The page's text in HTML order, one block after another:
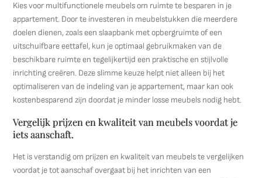
Kies voor multifunctionele meubels om ruimte te besparen in je
appartement. Door te investeren in meubelstukken die meerdere
doelen dienen, zoals een slaapbank met opbergruimte of een
uitschuifbare eettafel, kun je optimaal gebruikmaken van de
beschikbare ruimte en tegelijkertijd een praktische en stijlvolle
inrichting creëren. Deze slimme keuze helpt niet alleen bij het
optimaliseren van de indeling van je appartement, maar kan ook
kostenbesparend zijn doordat je minder losse meubels nodig hebt.
Vergelijk prijzen en kwaliteit van meubels voordat je
iets aanschaft.
Het is verstandig om prijzen en kwaliteit van meubels te vergelijken
voordat je tot aanschaf overgaat bij het inrichten van een